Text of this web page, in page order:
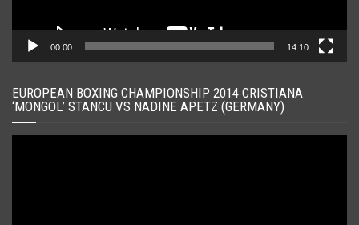
00:00 14:10
EUROPEAN BOXING CHAMPIONSHIP 2014 CRISTIANA
‘MONGOL’ STANCU VS NADINE APETZ (GERMANY)